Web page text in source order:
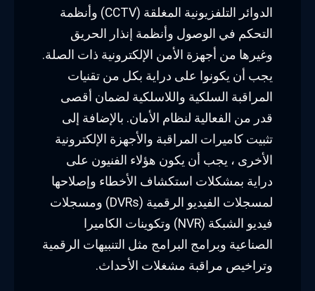
الدوائر التلفزيونية المغلقة (CCTV) وأنظمة
التحكم في الوصول وأنظمة إنذار الحريق
وغيرها من أجهزة الأمن الإلكترونية ذات الصلة.
يجب أن يكونوا على دراية بكل من تقنيات
المراقبة السلكية واللاسلكية لضمان أقصى
قدر من الفعالية لنظام الأمان. بالإضافة إلى
تثبيت كاميرات المراقبة والأجهزة الإلكترونية
الأخرى ، يجب أن يكون هؤلاء الفنيون على
دراية بمشكلات استكشاف الأخطاء وإصلاحها
لمسجلات الفيديو الرقمية (DVRs) ومسجلات
فيديو الشبكة (NVR) وتكوينات الكاميرا
الصناعية وبرامج البرامج مثل التنبيهات الرقمية
وتراخيص مراقبة مشغلات الأحداث.